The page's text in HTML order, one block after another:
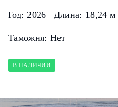
Год: 2026 Длина: 18,24 м
Таможня: Нет
В НАЛИЧИИ